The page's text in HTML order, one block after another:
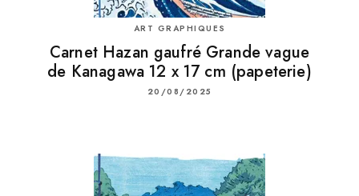
ART GRAPHIQUES
Carnet Hazan gaufré Grande vague
de Kanagawa 12 x 17 cm (papeterie)
20/08/2025